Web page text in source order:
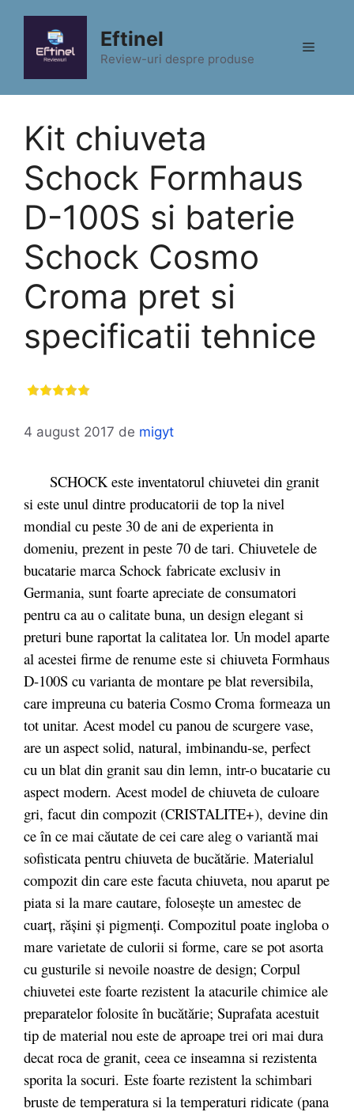
conținut
Eftinel
Review-uri despre produse
Meniu
Kit chiuveta
Schock Formhaus
D-100S si baterie
Schock Cosmo
Croma pret si
specificatii tehnice
4 august 2017 de migyt
SCHOCK este inventatorul chiuvetei din granit
si este unul dintre producatorii de top la nivel
mondial cu peste 30 de ani de experienta in
domeniu, prezent in peste 70 de tari. Chiuvetele de
bucatarie marca Schock fabricate exclusiv in
Germania, sunt foarte apreciate de consumatori
pentru ca au o calitate buna, un design elegant si
preturi bune raportat la calitatea lor. Un model aparte
al acestei firme de renume este si chiuveta Formhaus
D-100S cu varianta de montare pe blat reversibila,
care impreuna cu bateria Cosmo Croma formeaza un
tot unitar. Acest model cu panou de scurgere vase,
are un aspect solid, natural, imbinandu-se, perfect
cu un blat din granit sau din lemn, intr-o bucatarie cu
aspect modern. Acest model de chiuveta de culoare
gri, facut din compozit (CRISTALITE+), devine din
ce în ce mai căutate de cei care aleg o variantă mai
sofisticata pentru chiuveta de bucătărie. Materialul
compozit din care este facuta chiuveta, nou aparut pe
piata si la mare cautare, folosește un amestec de
cuarț, rășini și pigmenți. Compozitul poate ingloba o
mare varietate de culorii si forme, care se pot asorta
cu gusturile si nevoile noastre de design; Corpul
chiuvetei este foarte rezistent la atacurile chimice ale
preparatelor folosite în bucătărie; Suprafata acestuit
tip de material nou este de aproape trei ori mai dura
decat roca de granit, ceea ce inseamna si rezistenta
sporita la socuri. Este foarte rezistent la schimbari
bruste de temperatura si la temperaturi ridicate (pana